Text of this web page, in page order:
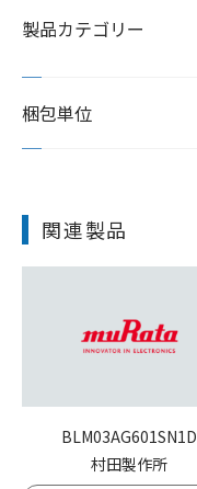
製品カテゴリー
梱包単位
関連製品
BLM03AG601SN1D
村田製作所